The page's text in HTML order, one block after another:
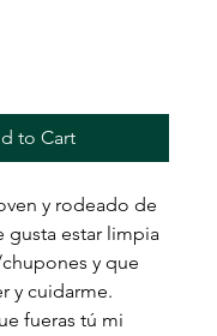
to Cart
y rodeado de
gusta estar limpia
y que
y cuidarme.
fueras tú mi